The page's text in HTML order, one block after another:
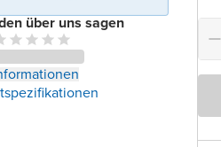
über uns sagen